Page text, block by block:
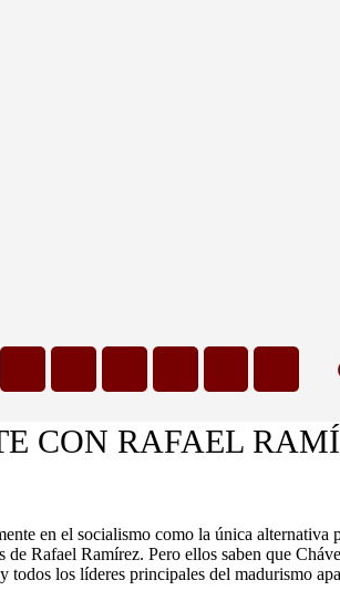
CON RAFAEL
en el socialismo como la única
Rafael Ramírez. Pero ellos saben que
todos los líderes principales del madurismo